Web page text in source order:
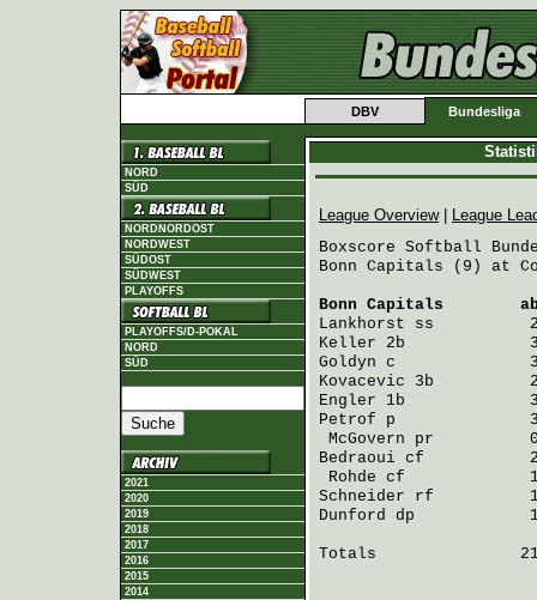
DBV Bundesliga
NORD
SÜD
NORDNORDOST
NORDWEST
SÜDOST
SÜDWEST
PLAYOFFS
PLAYOFFS/D-POKAL
NORD
SÜD
2021
2020
2019
2018
2017
2016
2015
2014
League Overview|
League
Boxscore Softball
Bonn Capitals (9) at
Bonn Capitals
Lankhorst ss          2
Keller 2b             3
Goldyn c              3
Kovacevic 3b          2
Engler 1b             3
Petrof p              3
McGovern pr          0
Bedraoui cf           2
Rohde cf             1
Schneider rf          1
Dunford dp            1
Totals